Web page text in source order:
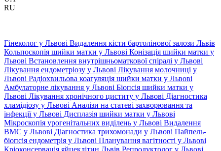
RU
Гінеколог у Львові Видалення кісти бартолінової залози Львів
Кольпоскопія шийки матки у Львові Конізація шийки матки у
Львові Встановлення внутрішньоматкової спіралі у Львові
Лікування ендометріозу у Львові Лікування молочниці у
Львові Радіохвильова коагуляція шийки матки у Львові
Амбулаторне лікування у Львові Біопсія шийки матки у
Львові Лікування хронічного циститу у Львові Діагностика
хламідіозу у Львові Аналізи на статеві захворювання та
інфекції у Львові Дисплазія шийки матки у Львові
Мікроскопія урогенітальних виділень у Львові Видалення
ВМС у Львові Діагностика трихомонади у Львові Пайпель-
біопсія ендометрія у Львові Планування вагітності у Львові
Кріоконсервація яйцеклітин Львів Репродуктолог у Львові